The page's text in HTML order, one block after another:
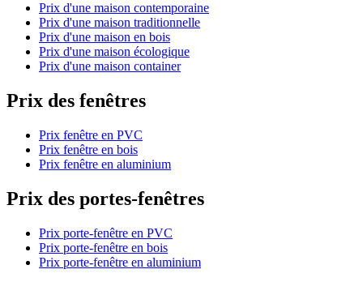
Prix d'une maison contemporaine
Prix d'une maison traditionnelle
Prix d'une maison en bois
Prix d'une maison écologique
Prix d'une maison container
Prix des fenêtres
Prix fenêtre en PVC
Prix fenêtre en bois
Prix fenêtre en aluminium
Prix des portes-fenêtres
Prix porte-fenêtre en PVC
Prix porte-fenêtre en bois
Prix porte-fenêtre en aluminium